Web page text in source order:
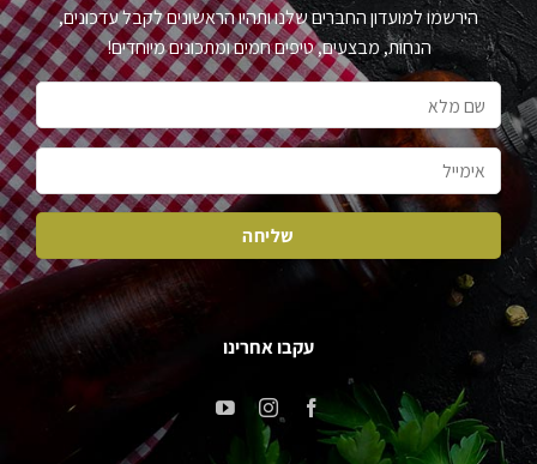
הירשמו למועדון החברים שלנו ותהיו הראשונים לקבל עדכונים,
הנחות, מבצעים, טיפים חמים ומתכונים מיוחדים!
עקבו אחרינו